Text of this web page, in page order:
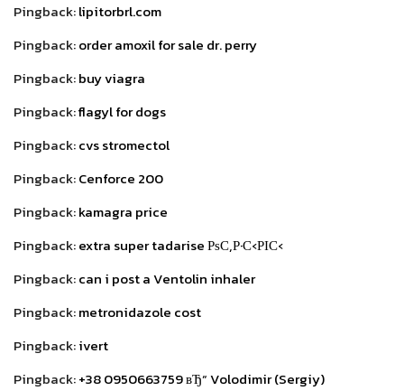
Pingback:lipitorbrl.com
Pingback:order amoxil for sale dr. perry
Pingback:buy viagra
Pingback:flagyl for dogs
Pingback:cvs stromectol
Pingback:Cenforce 200
Pingback:kamagra price
Pingback:extra super tadarise РѕС‚Р·С‹РІС‹
Pingback:can i post a Ventolin inhaler
Pingback:metronidazole cost
Pingback:ivert
Pingback:+38 0950663759 вЂ“ Volodimir (Sergiy)